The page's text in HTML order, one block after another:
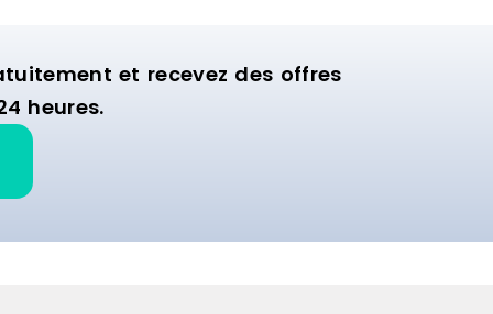
et recevez des offres
heures.